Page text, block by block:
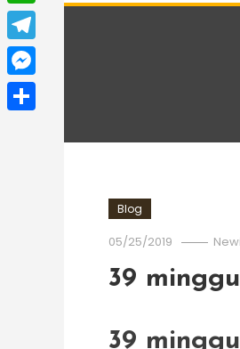
Blog
05/25/2019
39
39
WhatsApp
Telegram
Messenger